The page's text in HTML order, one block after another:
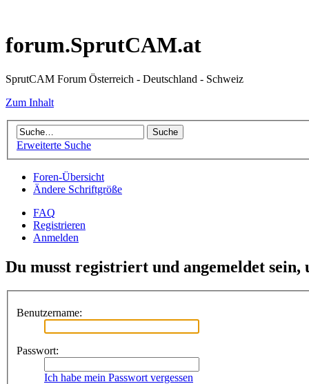
forum.SprutCAM.at
SprutCAM Forum Österreich - Deutschland - Schweiz
Zum Inhalt
Erweiterte Suche
Foren-Übersicht
Ändere Schriftgröße
FAQ
Registrieren
Anmelden
Du musst registriert und angemeldet sein,
Benutzername:
Passwort:
Ich habe mein Passwort vergessen